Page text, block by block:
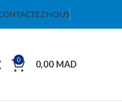
NOUS
0 0,00 MAD